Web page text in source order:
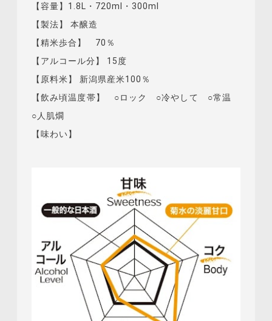
【容量】1.8L・720ml・300ml
【製法】 本醸造
【精米歩合】 70％
【アルコール分】 15度
【原料米】 新潟県産米100％
【飲み頃温度帯】 ○ロック ○冷やして ○常温
○人肌燗
【味わい】